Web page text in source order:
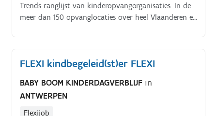
Trends ranglijst van kinderopvangorganisaties. In de
meer dan 150 opvanglocaties over heel Vlaanderen en
kinderen op.
FLEXI kindbegeleid(st)er FLEXI
BABY BOOM KINDERDAGVERBLIJF in
ANTWERPEN
Flexijob